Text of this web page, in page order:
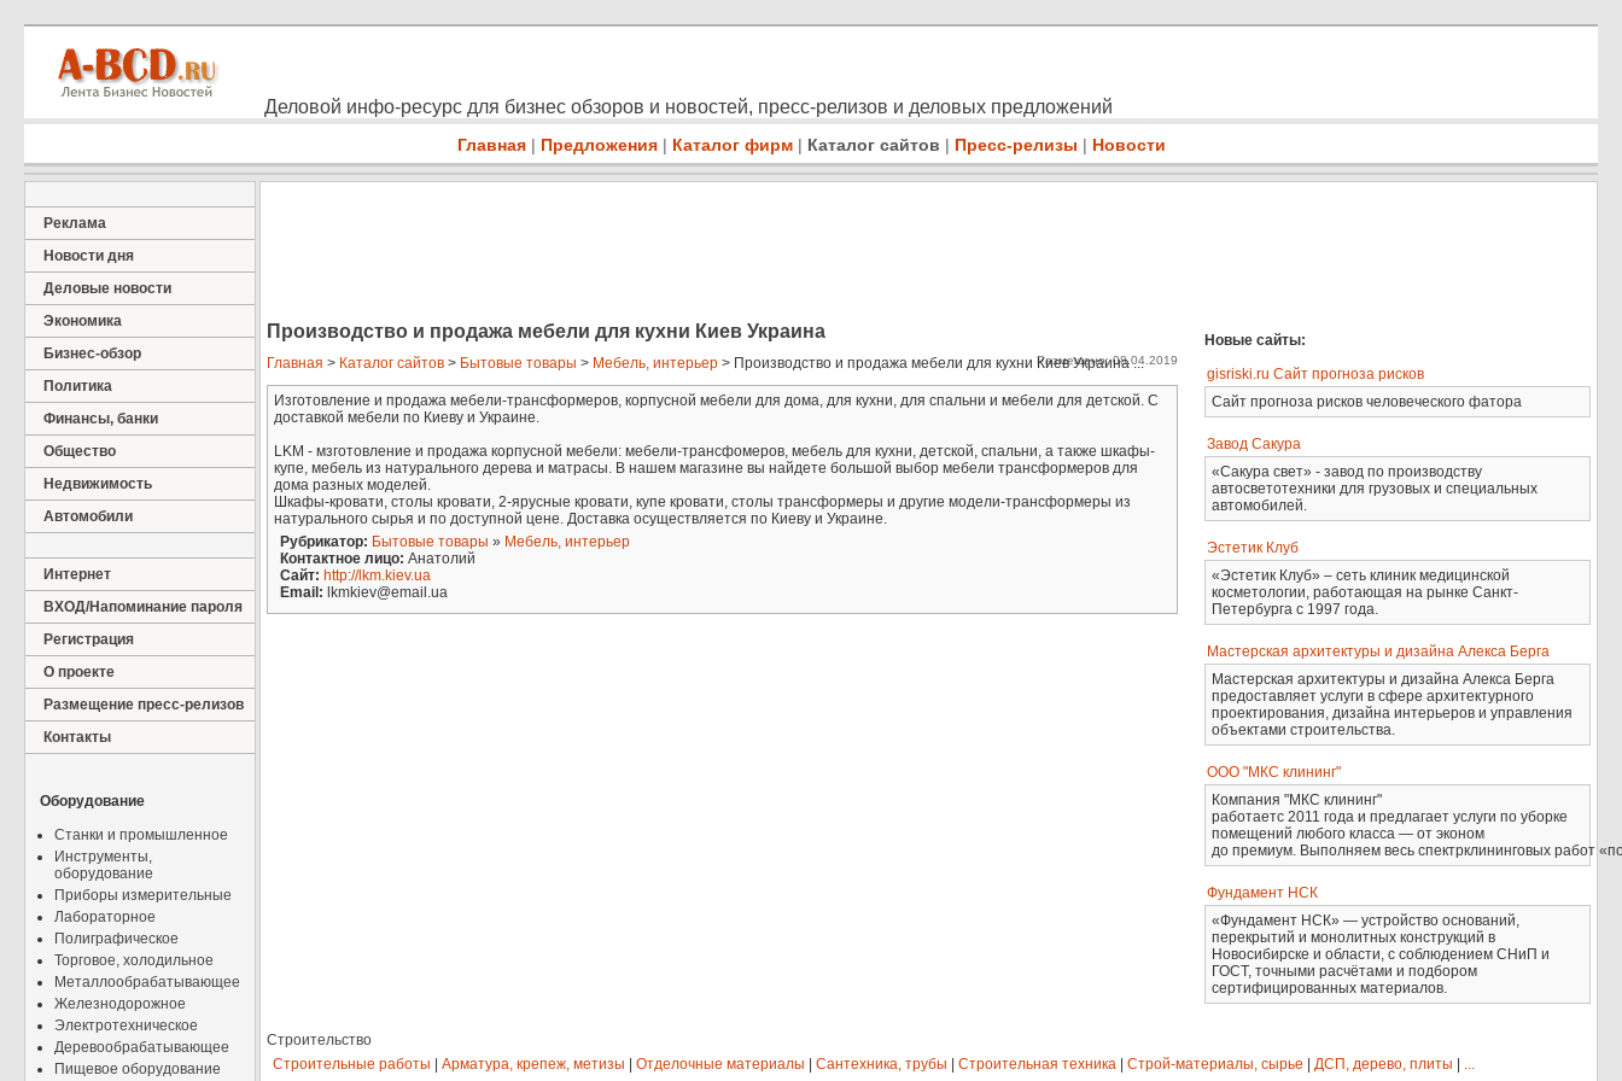
Деловой инфо-ресурс для бизнес обзоров и новостей, пресс-релизов и деловых предложений
Главная | Предложения | Каталог фирм | Каталог сайтов | Пресс-релизы | Новости
Реклама
Новости дня
Деловые новости
Экономика
Бизнес-обзор
Политика
Финансы, банки
Общество
Недвижимость
Автомобили
Интернет
ВХОД/Напоминание пароля
Регистрация
О проекте
Размещение пресс-релизов
Контакты
Оборудование
Станки и промышленное
Инструменты,
оборудование
Приборы измерительные
Лабораторное
Полиграфическое
Торговое, холодильное
Металлообрабатывающее
Железнодорожное
Электротехническое
Деревообрабатывающее
Пищевое оборудование
Производство и продажа мебели для кухни Киев Украина
Главная > Каталог сайтов > Бытовые товары > Мебель, интерьер > Производство и продажа мебели для кухни Киев Украина ...
Размещено: 08.04.2019
Изготовление и продажа мебели-трансформеров, корпусной мебели для дома, для кухни, для спальни и мебели для детской. С
доставкой мебели по Киеву и Украине.
LKM - мзготовление и продажа корпусной мебели: мебели-трансфомеров, мебель для кухни, детской, спальни, а также шкафы-
купе, мебель из натурального дерева и матрасы. В нашем магазине вы найдете большой выбор мебели трансформеров для
дома разных моделей.
Шкафы-кровати, столы кровати, 2-ярусные кровати, купе кровати, столы трансформеры и другие модели-трансформеры из
натурального сырья и по доступной цене. Доставка осуществляется по Киеву и Украине.
Рубрикатор: Бытовые товары » Мебель, интерьер
Контактное лицо: Анатолий
Сайт: http://lkm.kiev.ua
Email: lkmkiev@email.ua
Новые сайты:
gisriski.ru Сайт прогноза рисков
Сайт прогноза рисков человеческого фатора
Завод Сакура
«Сакура свет» - завод по производству
автосветотехники для грузовых и специальных
автомобилей.
Эстетик Клуб
«Эстетик Клуб» – сеть клиник медицинской
косметологии, работающая на рынке Санкт-
Петербурга с 1997 года.
Мастерская архитектуры и дизайна Алекса Берга
Мастерская архитектуры и дизайна Алекса Берга
предоставляет услуги в сфере архитектурного
проектирования, дизайна интерьеров и управления
объектами строительства.
ООО "МКС клининг"
Компания "МКС клининг"
работаетс 2011 года и предлагает услуги по уборке
помещений любого класса — от эконом
до премиум. Выполняем весь спектрклининговых работ
Фундамент НСК
«Фундамент НСК» — устройство оснований,
перекрытий и монолитных конструкций в
Новосибирске и области, с соблюдением СНиП и
ГОСТ, точными расчётами и подбором
сертифицированных материалов.
Строительство
Строительные работы
Арматура, крепеж, метизы Отделочные материалы Сантехника, трубы Строительная техника Строй-материалы, сырье ДСП, дерево, плиты
...